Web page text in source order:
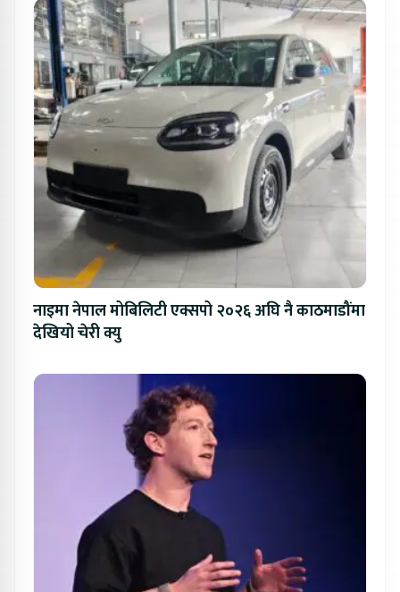
नाइमा नेपाल मोबिलिटी एक्सपो २०२६ अघि नै काठमाडौंमा
देखियो चेरी क्यु